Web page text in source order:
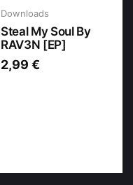
Downloads
Steal My Soul By
RAV3N [EP]
2,99 €